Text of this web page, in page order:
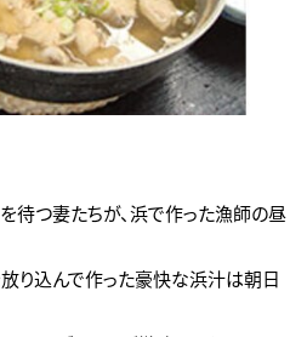
待つ妻たちが、浜で作った漁師の昼
り込んで作った豪快な浜汁は朝日